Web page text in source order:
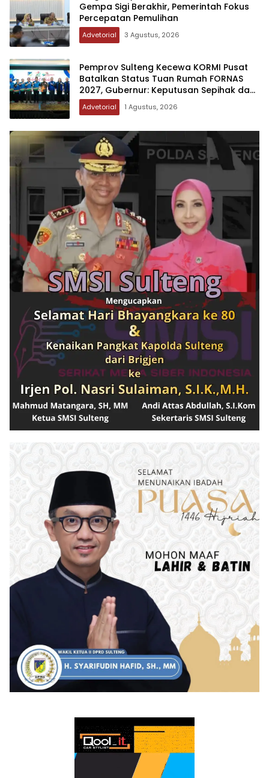
Gempa Sigi Berakhir, Pemerintah Fokus
Percepatan Pemulihan
Advetorial 3 Agustus, 2026
Pemprov Sulteng Kecewa KORMI Pusat
Batalkan Status Tuan Rumah FORNAS
2027, Gubernur: Keputusan Sepihak dan
Tanpa Koordinasi
Advetorial 1 Agustus, 2026